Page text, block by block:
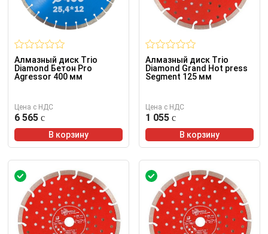
Алмазный диск Trio
Diamond Бетон Pro
Agressor 400 мм
Цена с НДС
6 565
В корзину
Алмазный диск Trio
Diamond Grand Hot press
Segment 125 мм
Цена с НДС
1 055
В корзину